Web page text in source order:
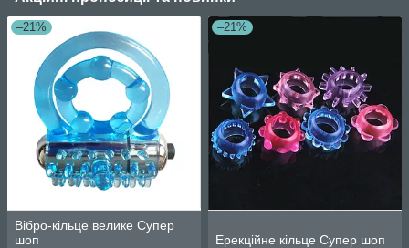
–21%
Вібро-кільце велике Супер
шоп
–21%
Ерекційне кільце Супер шоп